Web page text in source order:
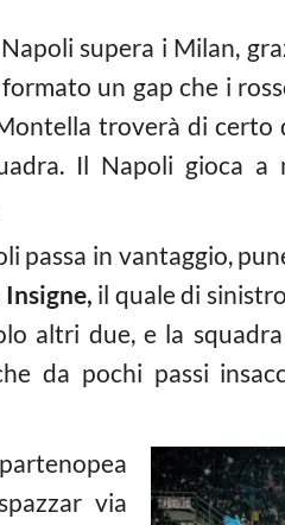
supera i Milan,
un gap che i
troverà di certo
Il Napoli gioca a
passa in vantaggio,
Insigne, il quale di
altri due, e la
da pochi passi
via